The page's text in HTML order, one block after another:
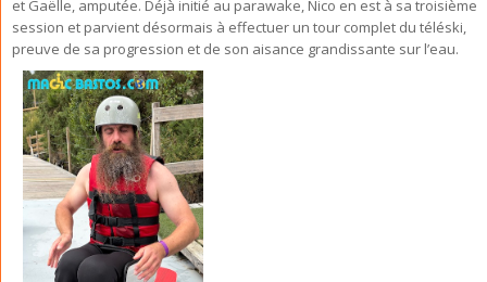
et Gaëlle, amputée. Déjà initié au parawake, Nico en est à sa troisième
session et parvient désormais à effectuer un tour complet du téléski,
preuve de sa progression et de son aisance grandissante sur l’eau.